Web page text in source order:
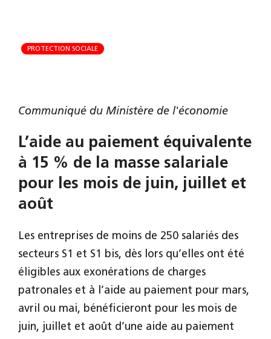
PROTECTION SOCIALE
Communiqué du Ministère de l'économie
L’aide au paiement équivalente
à 15 % de la masse salariale
pour les mois de juin, juillet et
août
Les entreprises de moins de 250 salariés des
secteurs S1 et S1 bis, dès lors qu’elles ont été
éligibles aux exonérations de charges
patronales et à l’aide au paiement pour mars,
avril ou mai, bénéficieront pour les mois de
juin, juillet et août d’une aide au paiement